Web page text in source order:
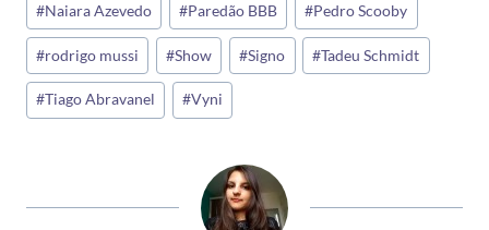
#Naiara Azevedo #Paredão BBB #Pedro Scooby
#rodrigo mussi #Show #Signo #Tadeu Schmidt
#Tiago Abravanel #Vyni